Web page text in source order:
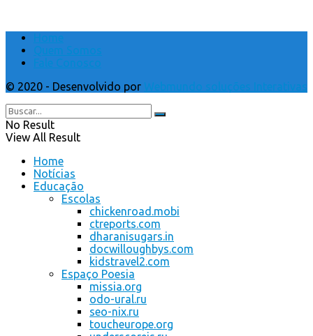
Home
Quem Somos
Fale Conosco
© 2020 - Desenvolvido por Webmundo soluções Interativas
No Result
View All Result
Home
Notícias
Educação
Escolas
chickenroad.mobi
ctreports.com
dharanisugars.in
docwilloughbys.com
kidstravel2.com
Espaço Poesia
missia.org
odo-ural.ru
seo-nix.ru
toucheurope.org